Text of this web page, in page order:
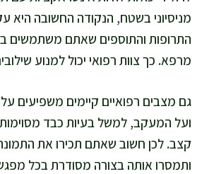
מניסיוני בשטח, הנקודה החשובה היא
התרופות והתוספים שאתם משתמשים
מרפא. כך צוות רפואי יכול למנוע
גם מצבים רפואיים קיימים משפיעים
ועל המעקב, למשל בעיות כבד
קצב. לכן חשוב שאתם תכירו את
ותמסרו אותה בצורה מסודרת בכל